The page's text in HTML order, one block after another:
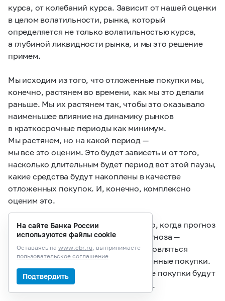
курса, от колебаний курса. Зависит от нашей оценки
в целом волатильности, рынка, который
определяется не только волатильностью курса,
а глубиной ликвидности рынка, и мы это решение
примем.
Мы исходим из того, что отложенные покупки мы,
конечно, растянем во времени, как мы это делали
раньше. Мы их растянем так, чтобы это оказывало
наименьшее влияние на динамику рынков
в краткосрочные периоды как минимум.
Мы растянем, но на какой период —
мы все это оценим. Это будет зависеть и от того,
насколько длительным будет период вот этой паузы,
какие средства будут накоплены в качестве
отложенных покупок. И, конечно, комплексно
оценим это.
И хотела бы еще сказать, мы, конечно, когда прогноз
уточняли, одна из предпосылок прогноза —
это динамика того, как будут возобновляться
и как будут реализовываться отложенные покупки.
В прогноз заложили, что отложенные покупки будут
реализовываться до конца 2023 года.
На сайте Банка России
используются файлы cookie
Оставаясь на www.cbr.ru, вы принимаете
пользовательское соглашение
Подтвердить